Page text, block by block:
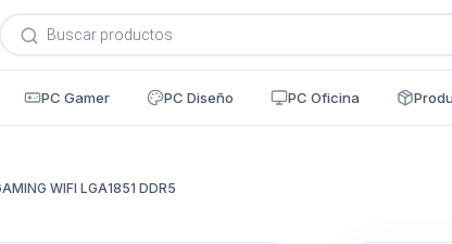
Búsqueda
de
productos
PC Gamer PC Diseño PC Oficina
WIFI LGA1851 DDR5